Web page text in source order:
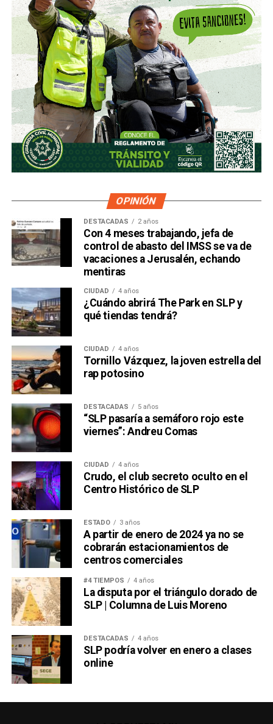
OPINIÓN
DESTACADAS 2 años
Con 4 meses trabajando, jefa de
control de abasto del IMSS se va de
vacaciones a Jerusalén, echando
mentiras
CIUDAD 4 años
¿Cuándo abrirá The Park en SLP y
qué tiendas tendrá?
CIUDAD 4 años
Tornillo Vázquez, la joven estrella del
rap potosino
DESTACADAS 5 años
“SLP pasaría a semáforo rojo este
viernes”: Andreu Comas
CIUDAD 4 años
Crudo, el club secreto oculto en el
Centro Histórico de SLP
ESTADO 3 años
A partir de enero de 2024 ya no se
cobrarán estacionamientos de
centros comerciales
#4 TIEMPOS 4 años
La disputa por el triángulo dorado de
SLP | Columna de Luis Moreno
DESTACADAS 4 años
SLP podría volver en enero a clases
online